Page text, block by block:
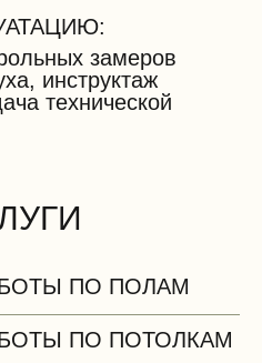
замеров
инструктаж
технической
ПО ПОЛАМ
ПО ПОТОЛКАМ